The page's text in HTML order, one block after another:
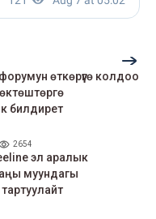
өткөрүүгө колдоо
билдирет
2654
эл аралык
муундагы